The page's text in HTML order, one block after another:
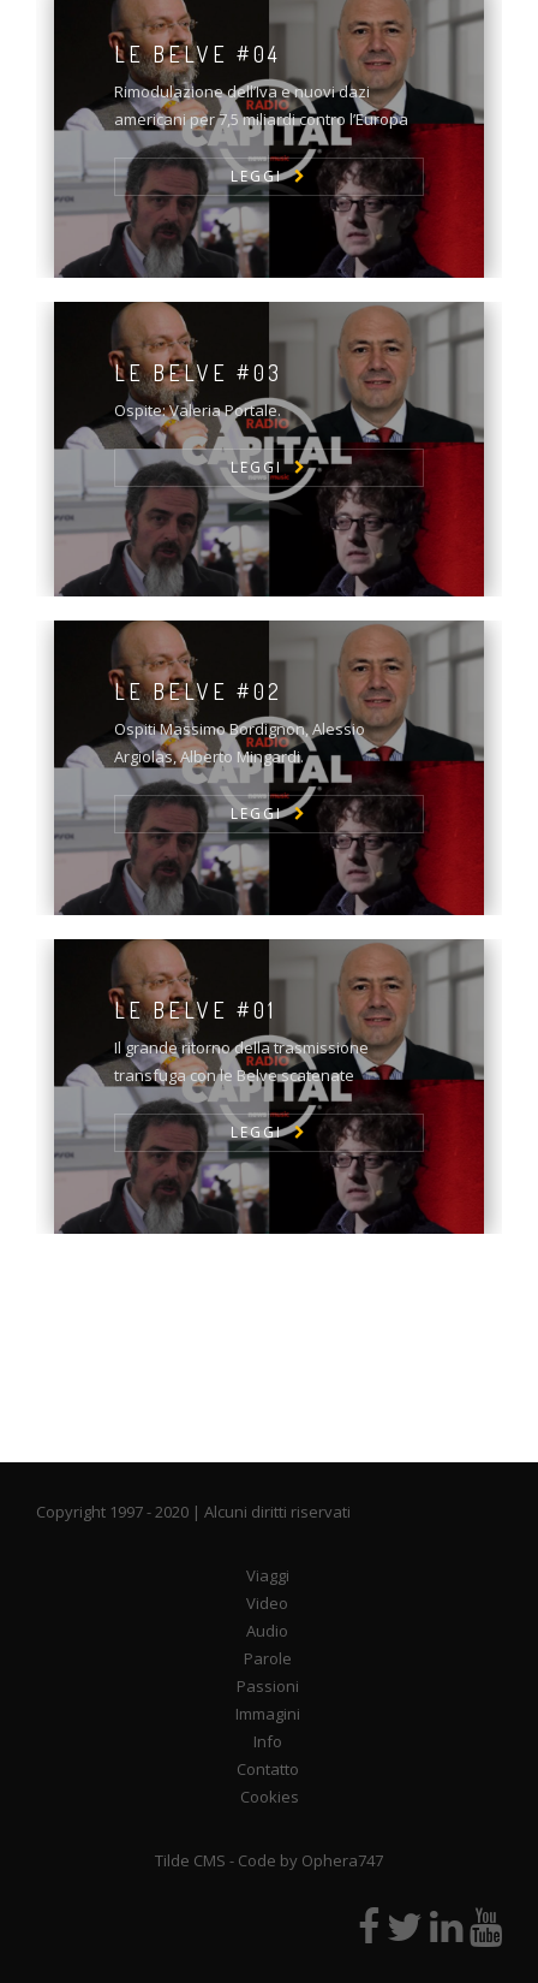
LE BELVE #04
Rimodulazione dell’Iva e nuovi dazi
americani per 7,5 miliardi contro l’Europa
LEGGI
LE BELVE #03
Ospite: Valeria Portale.
LEGGI
LE BELVE #02
Ospiti Massimo Bordignon, Alessio
Argiolas, Alberto Mingardi.
LEGGI
LE BELVE #01
Il grande ritorno della trasmissione
transfuga con le Belve scatenate
LEGGI
Copyright 1997 - 2020 | Alcuni diritti riservati
Viaggi
Video
Audio
Parole
Passioni
Immagini
Info
Contatto
Cookies
Tilde CMS - Code by Ophera747